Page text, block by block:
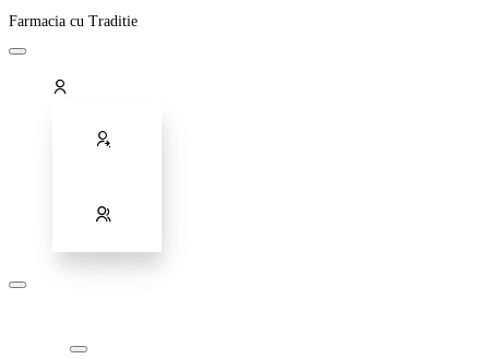
Farmacia cu Traditie